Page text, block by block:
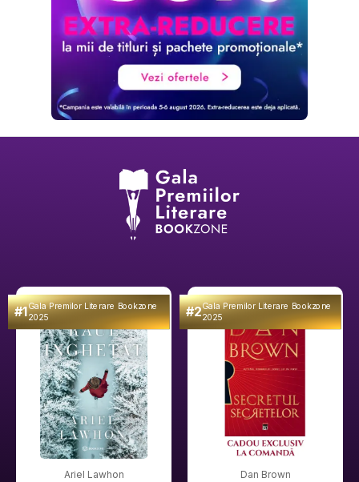
#1Gala Premilor Literare Bookzone
2025
Ariel Lawhon
#2Gala Premilor Literare Bookzone
2025
Dan Brown